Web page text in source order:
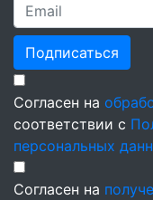
Подписаться
Согласен на
соответствии с
персональных
Согласен на